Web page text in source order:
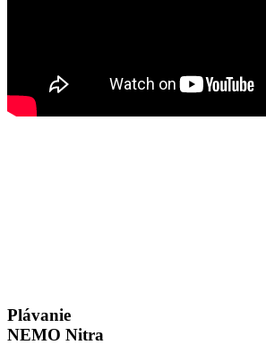
Plávanie
NEMO Nitra